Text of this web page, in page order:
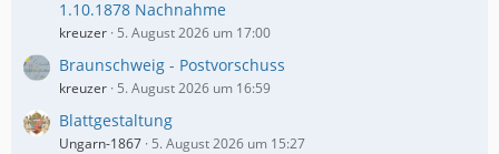
1.10.1878 Nachnahme
kreuzer 5. August 2026 um 17:00
Braunschweig - Postvorschuss
kreuzer 5. August 2026 um 16:59
Blattgestaltung
Ungarn-1867 5. August 2026 um 15:27